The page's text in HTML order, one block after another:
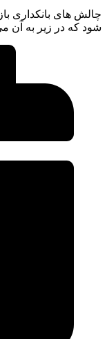
شود که در زیر به آن